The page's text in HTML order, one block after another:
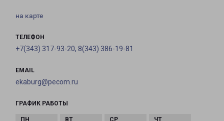
на карте
ТЕЛЕФОН
+7(343) 317-93-20, 8(343) 386-19-81
EMAIL
ekaburg@pecom.ru
ГРАФИК РАБОТЫ